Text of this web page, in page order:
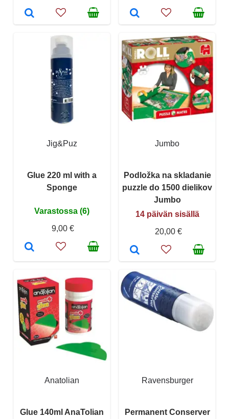
Jig&Puz
Glue 220 ml with a
Sponge
Varastossa (6)
9,00 €
Jumbo
Podložka na skladanie
puzzle do 1500 dielikov
Jumbo
14 päivän sisällä
20,00 €
Anatolian
Glue 140ml AnaTolian
Ravensburger
Permanent Conserver